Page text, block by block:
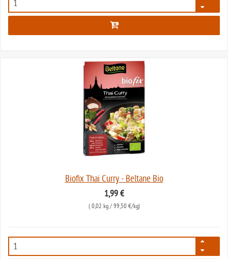
647
Biofix Thai Curry - Beltane Bio
1,99 €
( 0,02 kg/ 99,50 €/kg)
648